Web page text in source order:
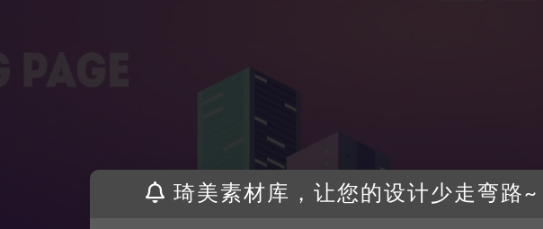
琦美素材库，让您的设计少走弯路~